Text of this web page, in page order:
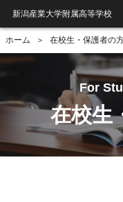
新潟産業大学附属高等学校
ホーム ＞ 在校生・保護者の
在校生